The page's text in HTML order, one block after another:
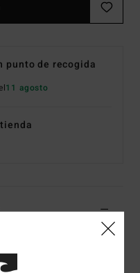
punto de recogida
11 agosto
color